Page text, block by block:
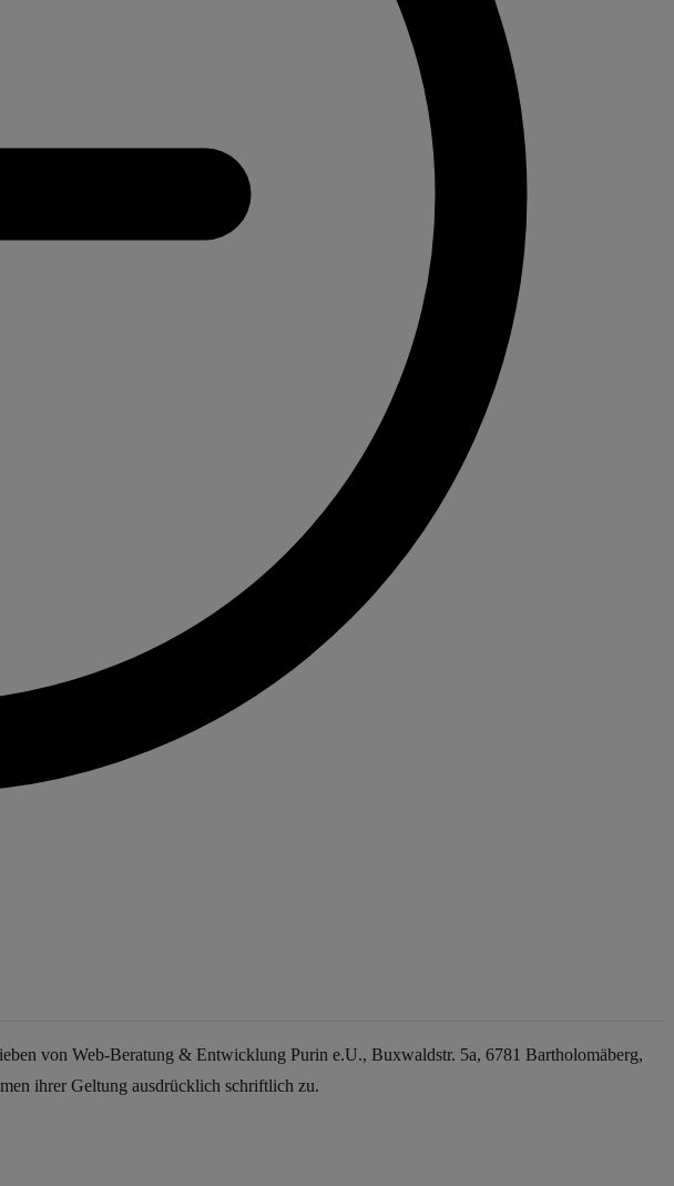
von Web-Beratung & Entwicklung Purin e.U., Buxwaldstr. 5a, 6781 Bartholomäberg,
ihrer Geltung ausdrücklich schriftlich zu.